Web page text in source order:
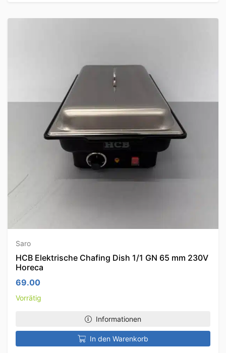
Saro
HCB Elektrische Chafing Dish 1/1 GN 65 mm 230V
Horeca
69.00
Vorrätig
Informationen
In den Warenkorb